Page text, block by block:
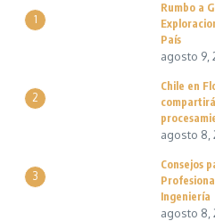
1
Rumbo a
País
agosto 9,
2
Chile en
agosto 8,
3
Consejos
Ingeniería
agosto 8,